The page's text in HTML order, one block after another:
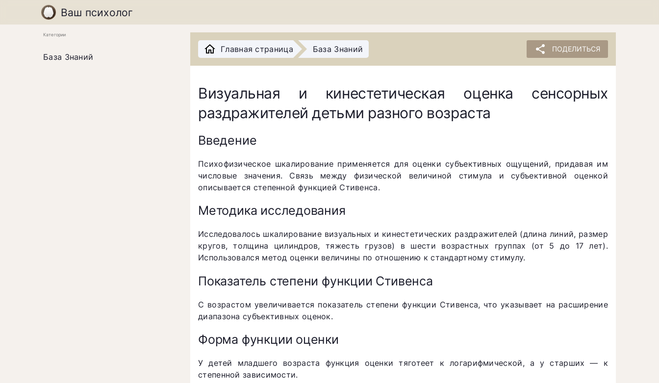
Ваш психолог
Категории
База Знаний
Главная страница База Знаний share ПОДЕЛИТЬСЯ
Визуальная и кинестетическая оценка сенсорных
раздражителей детьми разного возраста
Введение
Психофизическое шкалирование применяется для оценки субъективных ощущений, придавая им
числовые значения. Связь между физической величиной стимула и субъективной оценкой
описывается степенной функцией Стивенса.
Методика исследования
Исследовалось шкалирование визуальных и кинестетических раздражителей (длина линий, размер
кругов, толщина цилиндров, тяжесть грузов) в шести возрастных группах (от 5 до 17 лет).
Использовался метод оценки величины по отношению к стандартному стимулу.
Показатель степени функции Стивенса
С возрастом увеличивается показатель степени функции Стивенса, что указывает на расширение
диапазона субъективных оценок.
Форма функции оценки
У детей младшего возраста функция оценки тяготеет к логарифмической, а у старших — к
степенной зависимости.